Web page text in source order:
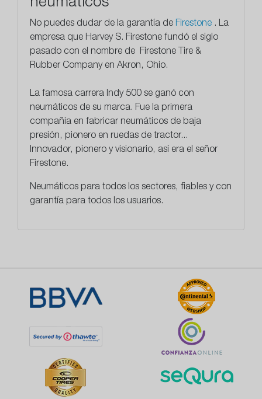
neumáticos
No puedes dudar de la garantía de Firestone . La
empresa que Harvey S. Firestone fundó el siglo
pasado con el nombre de Firestone Tire &
Rubber Company en Akron, Ohio.
La famosa carrera Indy 500 se ganó con
neumáticos de su marca. Fue la primera
compañía en fabricar neumáticos de baja
presión, pionero en ruedas de tractor...
Innovador, pionero y visionario, así era el señor
Firestone.
Neumáticos para todos los sectores, fiables y con
garantía para todos los usuarios.